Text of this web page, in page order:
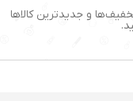
و جدیدترین کالاها